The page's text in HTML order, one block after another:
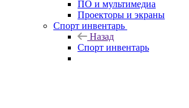
ПО и мультимедиа
Проекторы и экраны
Спорт инвентарь
Назад
Спорт инвентарь